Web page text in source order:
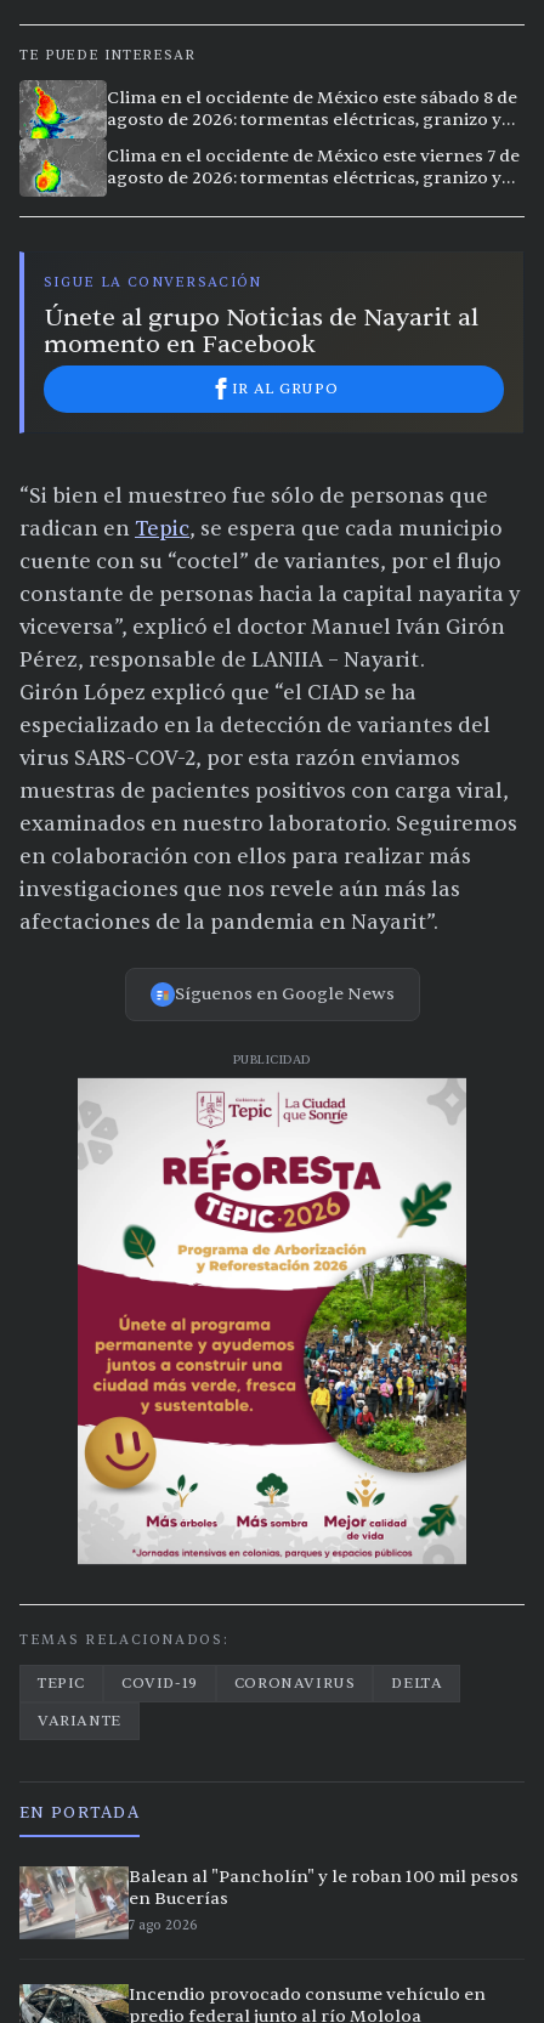
TE PUEDE INTERESAR
Clima en el occidente de México este sábado 8 de
agosto de 2026: tormentas eléctricas, granizo y
Clima en el occidente de México este viernes 7 de
agosto de 2026: tormentas eléctricas, granizo y
SIGUE LA CONVERSACIÓN
Únete al grupo Noticias de Nayarit al
momento en Facebook
IR AL GRUPO
“Si bien el muestreo fue sólo de personas que
radican enTepic, se espera que cada municipio
cuente con su “coctel” de variantes, por el flujo
constante de personas hacia la capital nayarita y
viceversa”, explicó el doctor Manuel Iván Girón
Pérez, responsable de LANIIA – Nayarit.
Girón López explicó que “el CIAD se ha
especializado en la detección de variantes del
virus SARS-COV-2, por esta razón enviamos
muestras de pacientes positivos con carga viral,
examinados en nuestro laboratorio. Seguiremos
en colaboración con ellos para realizar más
investigaciones que nos revele aún más las
afectaciones de la pandemia en Nayarit”.
Síguenos en Google News
PUBLICIDAD
TEMAS RELACIONADOS:
TEPIC COVID-19 CORONAVIRUS
DELTA
VARIANTE
EN PORTADA
Balean al "Pancholín" y le roban 100 mil pesos
en Bucerías
7 ago 2026
Incendio provocado consume vehículo en
predio federal junto al río Mololoa